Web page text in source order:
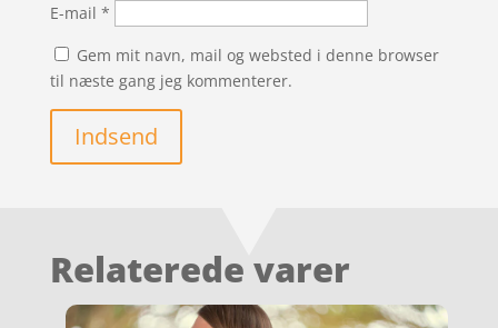
E-mail *
Gem mit navn, mail og websted i denne browser
til næste gang jeg kommenterer.
Indsend
Relaterede varer